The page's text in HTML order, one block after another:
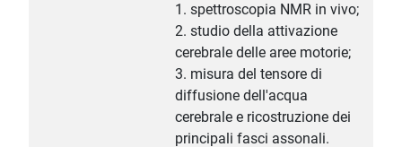
1. spettroscopia NMR in vivo;
2. studio della attivazione
cerebrale delle aree motorie;
3. misura del tensore di
diffusione dell'acqua
cerebrale e ricostruzione dei
principali fasci assonali.